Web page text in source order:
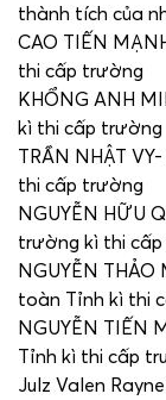
thành tích của
CAO TIẾN
thi cấp trường
KHỔNG ANH
kì thi cấp trường
TRẦN NHẬT
thi cấp trường
NGUYỄN HỮU
trường kì thi
NGUYỄN THẢO
toàn Tỉnh kì thi
NGUYỄN TIẾN
Tỉnh kì thi cấp
Julz Valen